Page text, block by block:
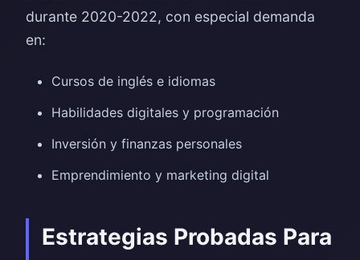
durante 2020-2022, con especial demanda
en:
Cursos de inglés e idiomas
Habilidades digitales y programación
Inversión y finanzas personales
Emprendimiento y marketing digital
Estrategias Probadas Para